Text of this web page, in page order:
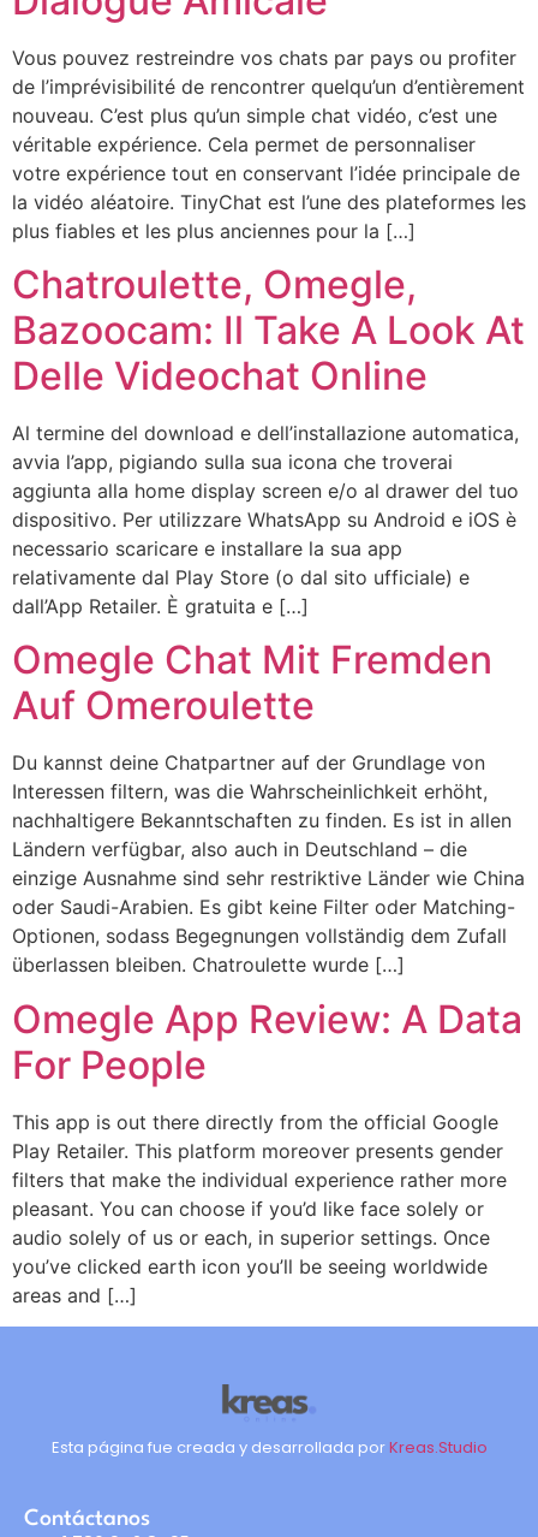
Vous pouvez restreindre vos chats par pays ou profiter
de l’imprévisibilité de rencontrer quelqu’un d’entièrement
nouveau. C’est plus qu’un simple chat vidéo, c’est une
véritable expérience. Cela permet de personnaliser
votre expérience tout en conservant l’idée principale de
la vidéo aléatoire. TinyChat est l’une des plateformes les
plus fiables et les plus anciennes pour la […]
Chatroulette, Omegle,
Bazoocam: Il Take A Look At
Delle Videochat Online
Al termine del download e dell’installazione automatica,
avvia l’app, pigiando sulla sua icona che troverai
aggiunta alla home display screen e/o al drawer del tuo
dispositivo. Per utilizzare WhatsApp su Android e iOS è
necessario scaricare e installare la sua app
relativamente dal Play Store (o dal sito ufficiale) e
dall’App Retailer. È gratuita e […]
Omegle Chat Mit Fremden
Auf Omeroulette
Du kannst deine Chatpartner auf der Grundlage von
Interessen filtern, was die Wahrscheinlichkeit erhöht,
nachhaltigere Bekanntschaften zu finden. Es ist in allen
Ländern verfügbar, also auch in Deutschland – die
einzige Ausnahme sind sehr restriktive Länder wie China
oder Saudi-Arabien. Es gibt keine Filter oder Matching-
Optionen, sodass Begegnungen vollständig dem Zufall
überlassen bleiben. Chatroulette wurde […]
Omegle App Review: A Data
For People
This app is out there directly from the official Google
Play Retailer. This platform moreover presents gender
filters that make the individual experience rather more
pleasant. You can choose if you’d like face solely or
audio solely of us or each, in superior settings. Once
you’ve clicked earth icon you’ll be seeing worldwide
areas and […]
Esta página fue creada y desarrollada porKreas.Studio
Contáctanos